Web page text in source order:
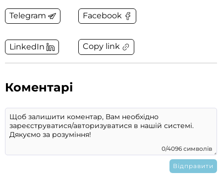
Telegram Facebook
LinkedIn Copy link
Коментарі
0/4096 символів